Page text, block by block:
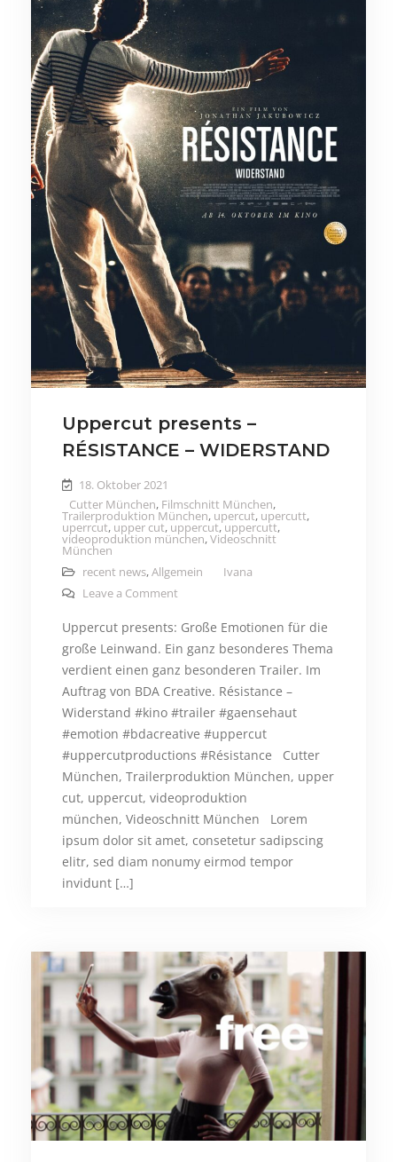
Uppercut presents –
RÉSISTANCE – WIDERSTAND
18. Oktober 2021
Cutter München, Filmschnitt München,
Trailerproduktion München, upercut, upercutt,
uperrcut, upper cut, uppercut,uppercutt,
videoproduktion münchen,Videoschnitt
München
recent news,Allgemein
Ivana
Leave a Comment
Uppercut presents: Große Emotionen für die
große Leinwand. Ein ganz besonderes Thema
verdient einen ganz besonderen Trailer. Im
Auftrag von BDA Creative. Résistance –
Widerstand #kino #trailer #gaensehaut
#emotion #bdacreative #uppercut
#uppercutproductions #Résistance Cutter
München, Trailerproduktion München, upper
cut, uppercut, videoproduktion
münchen, Videoschnitt München Lorem
ipsum dolor sit amet, consetetur sadipscing
elitr, sed diam nonumy eirmod tempor
invidunt […]